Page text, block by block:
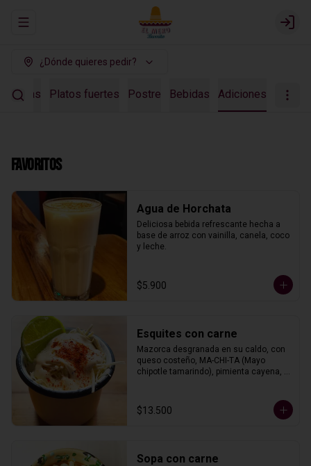
Abrir menu de navegación Login
¿Dónde quieres pedir?
Platos fuertes Postre Bebidas Adiciones
Favoritos
Agua de Horchata
Deliciosa bebida refrescante hecha a
base de arroz con vainilla, canela, coco
y leche.
$5.900
Esquites con carne
Mazorca desgranada en su caldo, con
queso costeño, MA-CHI-TA (Mayo
chipotle tamarindo), pimienta cayena,
$13.500
Sopa con carne